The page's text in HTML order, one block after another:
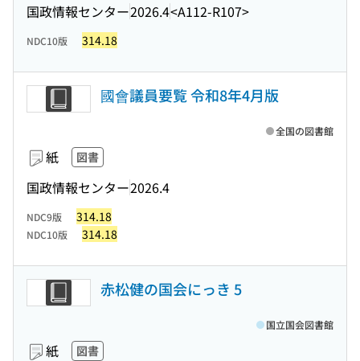
国政情報センター2026.4<A112-R107>
NDC10版 314.18
國會議員要覧 令和8年4月版
紙 図書
国政情報センター2026.4
全国の図書館
NDC9版 314.18
NDC10版 314.18
赤松健の国会にっき 5
紙 図書
国立国会図書館